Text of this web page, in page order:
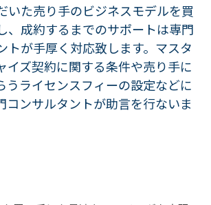
いた売り手のビジネスモデルを買
、成約するまでのサポートは専門
トが手厚く対応致します。マスタ
イズ契約に関する条件や売り手に
うライセンスフィーの設定などに
コンサルタントが助言を行ないま